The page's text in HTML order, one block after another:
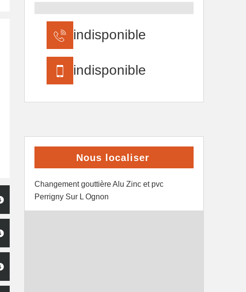
indisponible
indisponible
Nous localiser
Changement gouttière Alu Zinc et pvc
Perrigny Sur L Ognon